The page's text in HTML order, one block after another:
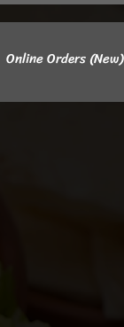
Online Orders (New)